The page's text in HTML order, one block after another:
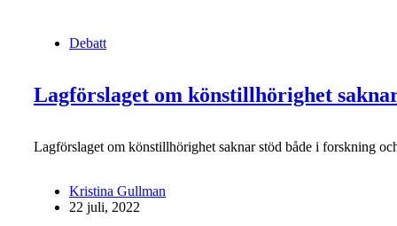
Debatt
Lagförslaget om könstillhörighet
Lagförslaget om könstillhörighet saknar stöd både i forskning
Kristina Gullman
22 juli, 2022